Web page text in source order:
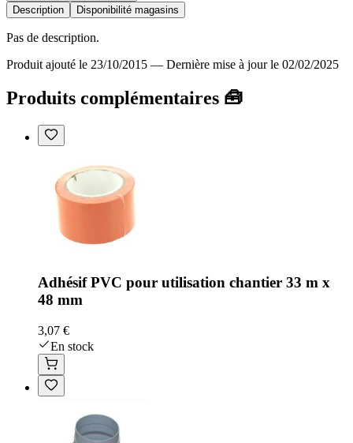
Description
Disponibilité magasins
Pas de description.
Produit ajouté le 23/10/2015 — Dernière mise à jour le 02/02/2025
Produits complémentaires 🧰
Adhésif PVC pour utilisation chantier 33 m x
48 mm
3,07 €
En stock